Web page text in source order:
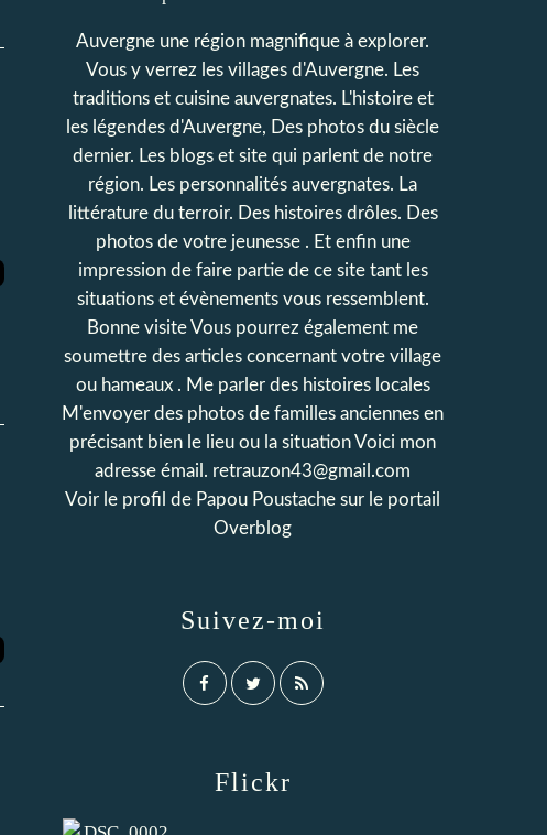
Auvergne une région magnifique à explorer.
Vous y verrez les villages d'Auvergne. Les
traditions et cuisine auvergnates. L'histoire et
les légendes d'Auvergne, Des photos du siècle
dernier. Les blogs et site qui parlent de notre
région. Les personnalités auvergnates. La
littérature du terroir. Des histoires drôles. Des
photos de votre jeunesse . Et enfin une
impression de faire partie de ce site tant les
situations et évènements vous ressemblent.
Bonne visite Vous pourrez également me
soumettre des articles concernant votre village
ou hameaux . Me parler des histoires locales
M'envoyer des photos de familles anciennes en
précisant bien le lieu ou la situation Voici mon
adresse émail. retrauzon43@gmail.com
Voir le profil de Papou Poustache sur le portail
Overblog
Suivez-moi
Flickr